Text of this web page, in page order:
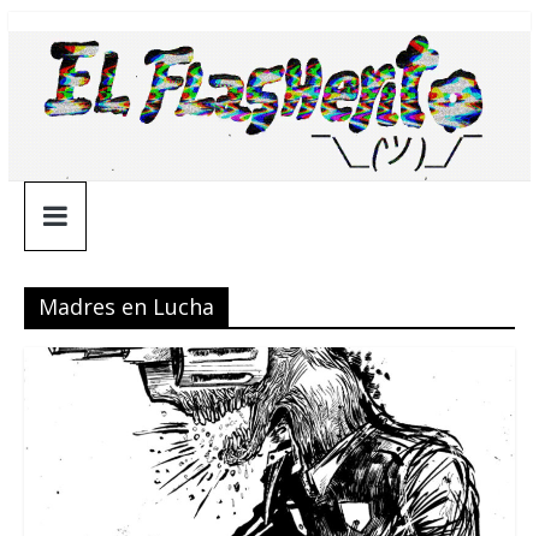
contenido
¯\_(ツ)_/
¯
Madres en Lucha